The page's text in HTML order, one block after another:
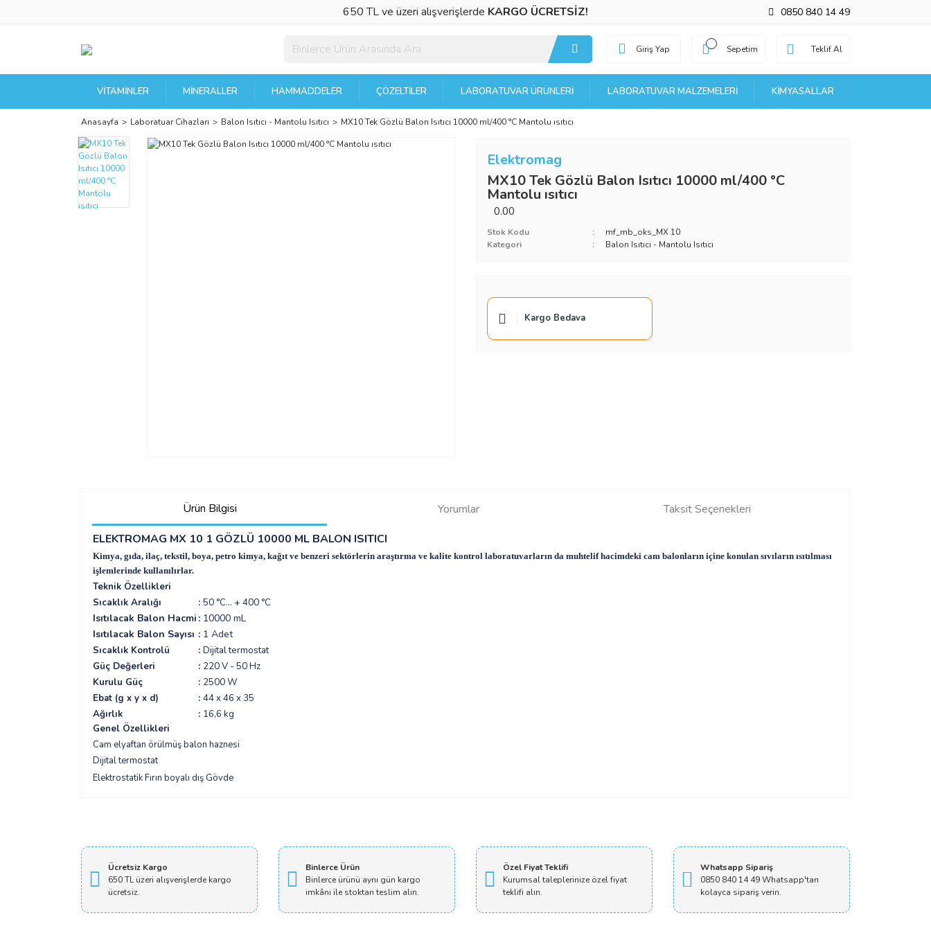
650 TL ve üzeri alışverişlerde KARGO ÜCRETSİZ! 0850 840 14 49
Giriş Yap Sepetim Teklif Al
VITAMINLER MINERALLER HAMMADDELER ÇÖZELTILER LABORATUVAR ÜRÜNLERI LABORATUVAR MALZEMELERI KIMYASALLAR
Anasayfa Laboratuar Cihazları Balon Isıtıcı - Mantolu Isıtıcı MX10 Tek Gözlü Balon Isıtıcı 10000 ml/400 °C Mantolu ısıtıcı
Elektromag
MX10 Tek Gözlü Balon Isıtıcı 10000 ml/400 °C
Mantolu ısıtıcı
0.00
Stok Kodu
mf_mb_oks_MX 10
Kategori
Balon Isıtıcı - Mantolu Isıtıcı
Kargo Bedava
Ürün Bilgisi Yorumlar
Taksit Seçenekleri
ELEKTROMAG MX 10 1 GÖZLÜ 10000 ML BALON ISITICI
Kimya, gıda, ilaç, tekstil, boya, petro kimya, kağıt ve benzeri sektörlerin araştırma ve kalite kontrol laboratuvarların da muhtelif hacimdeki cam balonların içine konulan sıvıların ısıtılması
işlemlerinde kullanılırlar.
Teknik Özellikleri
Sıcaklık Aralığı
: 50 °C... + 400 °C
Isıtılacak Balon Hacmi : 10000 mL
Isıtılacak Balon Sayısı : 1 Adet
Sıcaklık Kontrolü : Dijital termostat
Güç Değerleri
: 220 V - 50 Hz
Kurulu Güç
: 2500 W
Ebat (g x y x d) : 44 x 46 x 35
Ağırlık
: 16,6 kg
Genel Özellikleri
Cam elyaftan örülmüş balon haznesi
Dijital termostat
Elektrostatik Fırın boyalı dış Gövde
Ücretsiz Kargo
650 TL üzeri alışverişlerde kargo
ücretsiz.
Binlerce Ürün
Binlerce ürünü aynı gün kargo
imkânı ile stoktan teslim alın.
Özel Fiyat Teklifi
Kurumsal taleplerinize özel fiyat
teklifi alın.
Whatsapp Sipariş
0850 840 14 49 Whatsapp'tan
kolayca sipariş verin.